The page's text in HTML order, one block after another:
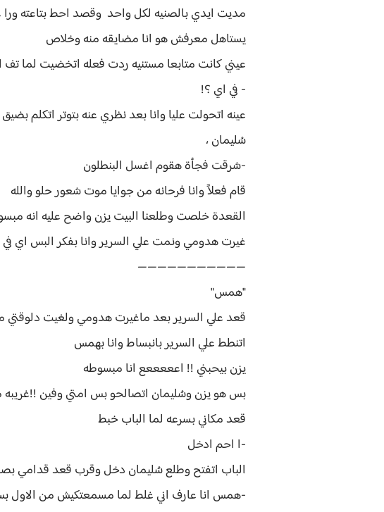
مديت ايدي بالصنيه لكل واحد وقصد احط بتاعته
يستاهل معرفش هو انا مضايقه منه وخلاص
عيني كانت متابعا مستنيه ردت فعله اتخضيت لما تف
- في اي ؟!
عينه اتحولت عليا وانا بعد نظري عنه بتوتر اتكلم
سُليمان ،
-شرقت فجأة هقوم اغسل البنطلون
قام فعلاً وانا فرحانه من جوايا موت شعور حلو والله
القعدة خلصت وطلعنا البيت يزن واضح عليه انه
غيرت هدومي ونمت علي السرير وانا بفكر البس اي في
———————————
"همس"
قعد علي السرير بعد ماغيرت هدومي ولغيت
اتنطط علي السرير بانبساط وانا بهمس
يزن بيحبني !! اعععععع انا مبسوطه
بس هو يزن وسُليمان اتصالحو بس امتي وفين
قعد مكاني بسرعه لما الباب خبط
-ا احم ادخل
الباب اتفتح وطلع سُليمان دخل وقرب قعد قدامي بصلي
-همس انا عارف اني غلط لما مسمعتكيش من الاول